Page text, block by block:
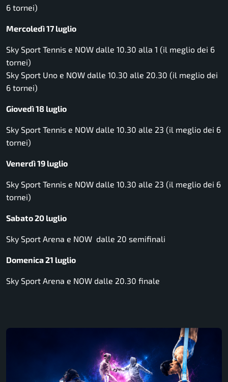
6 tornei)
Mercoledì 17 luglio
Sky Sport Tennis e NOW dalle 10.30 alla 1 (il meglio dei 6
tornei)
Sky Sport Uno e NOW dalle 10.30 alle 20.30 (il meglio dei
6 tornei)
Giovedì 18 luglio
Sky Sport Tennis e NOW dalle 10.30 alle 23 (il meglio dei 6
tornei)
Venerdì 19 luglio
Sky Sport Tennis e NOW dalle 10.30 alle 23 (il meglio dei 6
tornei)
Sabato 20 luglio
Sky Sport Arena e NOW dalle 20 semifinali
Domenica 21 luglio
Sky Sport Arena e NOW dalle 20.30 finale